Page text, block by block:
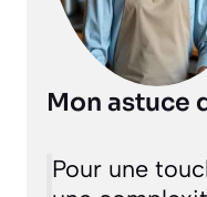
Mon astuce
Pour une